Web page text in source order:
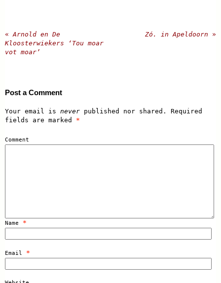
« Arnold en De
Kloosterwiekers ‘Tou moar
vot moar’
Zó. in Apeldoorn »
Post a Comment
Your email is never published nor shared. Required
fields are marked *
Comment
Name *
Email *